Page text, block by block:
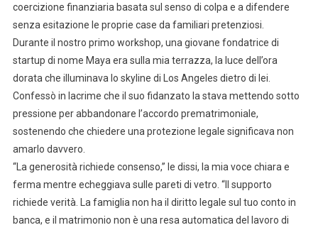
coercizione finanziaria basata sul senso di colpa e a difendere
senza esitazione le proprie case da familiari pretenziosi.
Durante il nostro primo workshop, una giovane fondatrice di
startup di nome Maya era sulla mia terrazza, la luce dell’ora
dorata che illuminava lo skyline di Los Angeles dietro di lei.
Confessò in lacrime che il suo fidanzato la stava mettendo sotto
pressione per abbandonare l’accordo prematrimoniale,
sostenendo che chiedere una protezione legale significava non
amarlo davvero.
“La generosità richiede consenso,” le dissi, la mia voce chiara e
ferma mentre echeggiava sulle pareti di vetro. “Il supporto
richiede verità. La famiglia non ha il diritto legale sul tuo conto in
banca, e il matrimonio non è una resa automatica del lavoro di